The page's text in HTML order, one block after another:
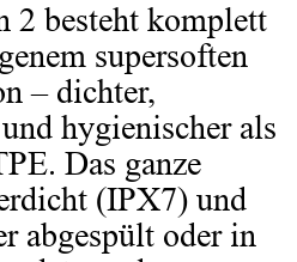
2 besteht komplett
supersoften
– dichter,
hygienischer als
Das ganze
(IPX7) und
abgespült oder in